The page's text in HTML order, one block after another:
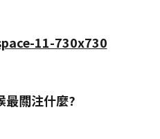
最關注什麼?